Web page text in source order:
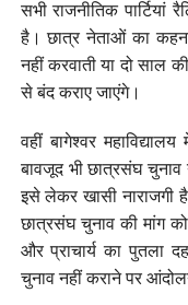
सभी राजनीतिक पार्टियां
है। छात्र नेताओं का
नहीं करवाती या दो साल
से बंद कराए जाएंगे।
वहीं बागेश्वर
बावजूद भी छात्रसंघ
इसे लेकर खासी नाराजगी
छात्रसंघ चुनाव की मांग को
और प्राचार्य का पुतला
चुनाव नहीं कराने पर